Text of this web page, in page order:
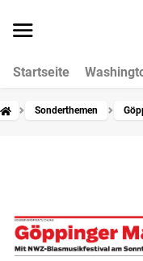
Startseite
Sonderthemen